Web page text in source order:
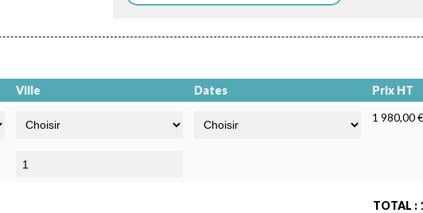
Ville Dates Prix HT
1 980,00 €
TOTAL :